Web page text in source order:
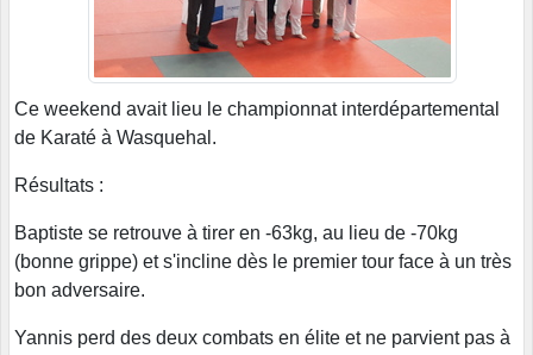
Ce weekend avait lieu le championnat interdépartemental
de Karaté à Wasquehal.
Résultats :
Baptiste se retrouve à tirer en -63kg, au lieu de -70kg
(bonne grippe) et s'incline dès le premier tour face à un très
bon adversaire.
Yannis perd des deux combats en élite et ne parvient pas à